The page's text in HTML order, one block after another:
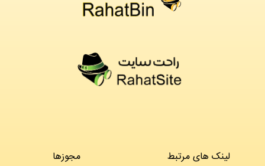
مجوزها لینک های مرتبط